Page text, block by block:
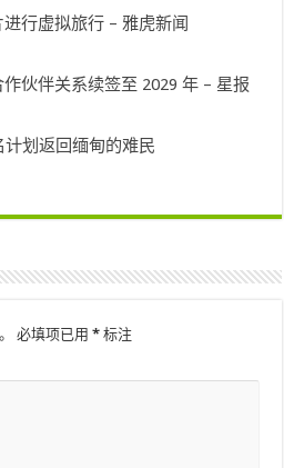
行虚拟旅行 – 雅虎新闻
伙伴关系续签至 2029 年 – 星报
划返回缅甸的难民
必填项已用* 标注